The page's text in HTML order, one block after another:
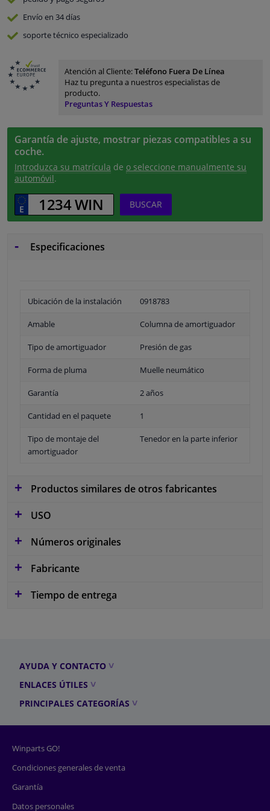
Envío en 34 días
soporte técnico especializado
Atención al Cliente:Teléfono Fuera De Línea
Haz tu pregunta a nuestros especialistas de
producto.
Preguntas Y Respuestas
Garantía de ajuste, mostrar piezas compatibles a su
coche.
Introduzca su matrícula de o seleccione manualmente su
automóvil.
BUSCAR
Especificaciones
Ubicación de la instalación 0918783
Amable Columna de amortiguador
Tipo de amortiguador Presión de gas
Forma de pluma Muelle neumático
Garantía 2 años
Cantidad en el paquete 1
Tipo de montaje del
amortiguador
Tenedor en la parte inferior
Productos similares de otros fabricantes
USO
Números originales
Fabricante
Tiempo de entrega
AYUDA Y CONTACTO
ENLACES ÚTILES
PRINCIPALES CATEGORÍAS
Winparts GO!
Condiciones generales de venta
Garantía
Datos personales